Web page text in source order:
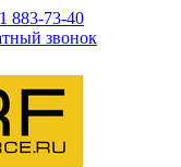
883-73-40
звонок